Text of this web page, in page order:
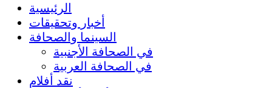
الرئيسية
أخبار وتحقيقات
السينما والصحافة
في الصحافة الأجنبية
في الصحافة العربية
نقد أفلام